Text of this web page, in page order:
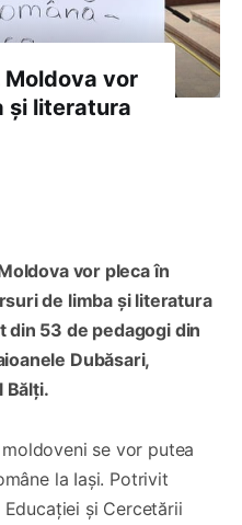
Moldova vor
și literatura
vor pleca în
de limba și literatura
din 53 de pedagogi din
Dubăsari,
Bălți.
se vor putea
la Iași. Potrivit
și Cercetării